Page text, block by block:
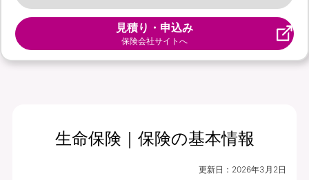
見積り・申込み
保険会社サイトへ
生命保険｜保険の基本情報
更新日： 2026年3月2日